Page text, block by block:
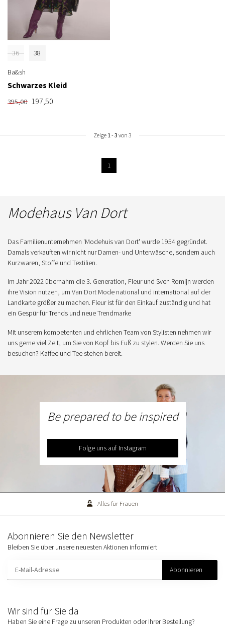
36 38
Ba&sh
Schwarzes Kleid
395,00 197,50
Zeige 1 - 3 von 3
1
Modehaus Van Dort
Das Familienunternehmen 'Modehuis van Dort' wurde 1954 gegründet.
Damals verkauften wir nicht nur Damen- und Unterwäsche, sondern auch
Kurzwaren, Stoffe und Textilien.
Im Jahr 2022 übernahm die 3. Generation, Fleur und Sven Romijn werden
ihre Vision nutzen, um Van Dort Mode national und international auf der
Landkarte größer zu machen. Fleur ist für den Einkauf zuständig und hat
ein Gespür für Trends und neue Trendmarke
Mit unserem kompetenten und ehrlichen Team von Stylisten nehmen wir
uns gerne viel Zeit, um Sie von Kopf bis Fuß zu stylen. Werden Sie uns
besuchen? Kaffee und Tee stehen bereit.
Be prepared to be inspired
Folge uns auf Instagram
Alles für Frauen
Wir sind für Sie da
Haben Sie eine Frage zu unseren Produkten oder Ihrer Bestellung?
Abonnieren Sie den Newsletter
Bleiben Sie über unsere neuesten Aktionen informiert
Abonnieren